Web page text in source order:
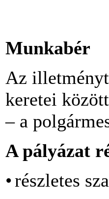
Munkabér
Az illetményt
keretei
– a
A pályázat
•részletes